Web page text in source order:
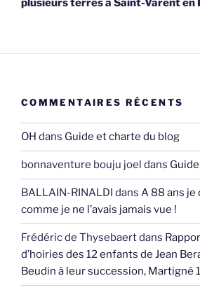
plusieurs terres à Saint-Varent en
COMMENTAIRES RÉCENTS
OH dans Guide et charte du blog
bonnaventure bouju joel dans
BALLAIN-RINALDI dans A 88 ans je
comme je ne l’avais jamais vue !
Frédéric de Thysebaertdans
d’hoiries des 12 enfants de Jean
Beudin à leur succession, Martigné